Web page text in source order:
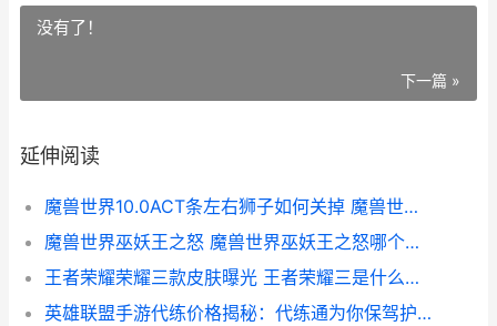
没有了！
下一篇 »
延伸阅读
魔兽世界10.0ACT条左右狮子如何关掉 魔兽世界10.0莉莉安明月在哪
魔兽世界巫妖王之怒 魔兽世界巫妖王之怒哪个服务器人多
王者荣耀荣耀三款皮肤曝光 王者荣耀三是什么意思
英雄联盟手游代练价格揭秘：代练通为你保驾护航